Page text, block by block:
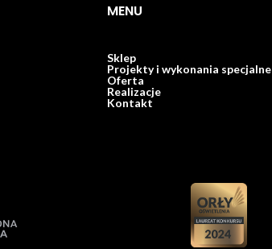
MENU
Sklep
Projekty i wykonania specjalne
Oferta
Realizacje
Kontakt